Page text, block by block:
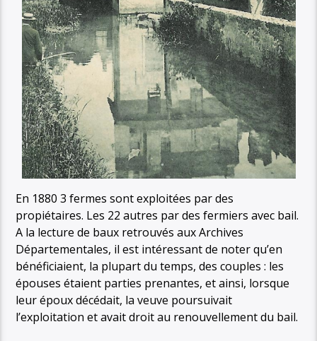
En 1880 3 fermes sont exploitées par des
propiétaires. Les 22 autres par des fermiers avec bail.
A la lecture de baux retrouvés aux Archives
Départementales, il est intéressant de noter qu’en
bénéficiaient, la plupart du temps, des couples : les
épouses étaient parties prenantes, et ainsi, lorsque
leur époux décédait, la veuve poursuivait
l’exploitation et avait droit au renouvellement du bail.